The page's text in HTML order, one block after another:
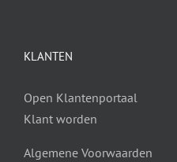
KLANTEN
Open Klantenportaal
Klant worden
Algemene Voorwaarden